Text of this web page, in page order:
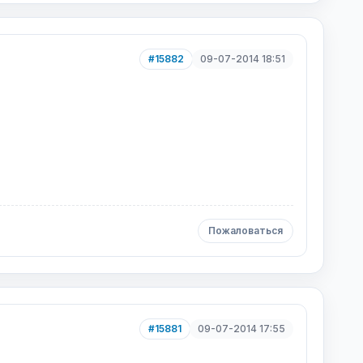
#15882 09-07-2014 18:51
Пожаловаться
#15881 09-07-2014 17:55